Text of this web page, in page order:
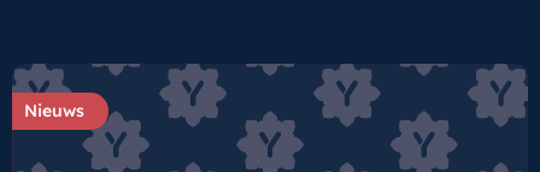
Nieuws